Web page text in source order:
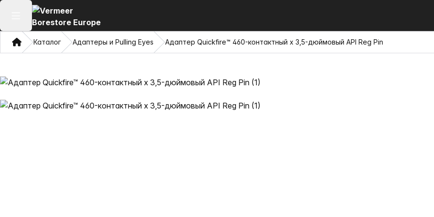
Открыть главное меню
ДомКаталог Адаптеры и Pulling Eyes Адаптер Quickfire™ 460-контактный x 3,5-дюймовый API Reg Pin